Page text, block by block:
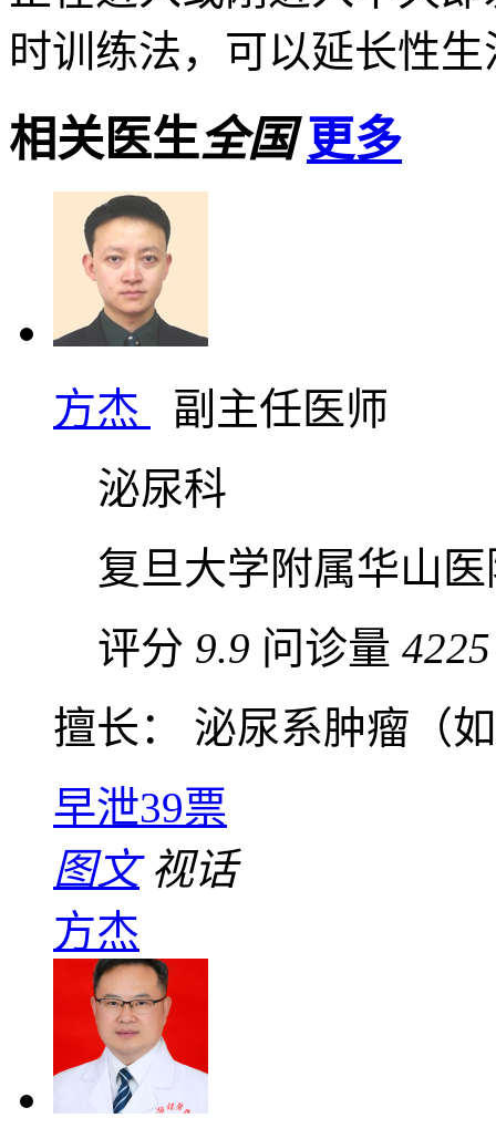
时训练法，可以延长性
相关医生全国 更多
方杰
副主任医师
泌尿科
复旦大学附属华山医
评分 9.9 问诊量 4225
擅长： 泌尿系肿瘤（
早泄39票
图文 视话
方杰